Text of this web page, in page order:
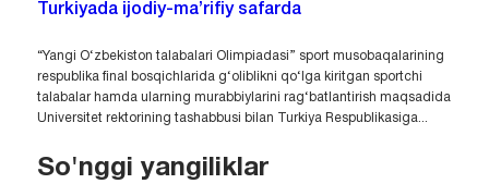
Turkiyada ijodiy-ma’rifiy safarda
“Yangi O‘zbekiston talabalari Olimpiadasi” sport musobaqalarining
respublika final bosqichlarida g‘oliblikni qo‘lga kiritgan sportchi
talabalar hamda ularning murabbiylarini rag‘batlantirish maqsadida
Universitet rektorining tashabbusi bilan Turkiya Respublikasiga...
So'nggi yangiliklar